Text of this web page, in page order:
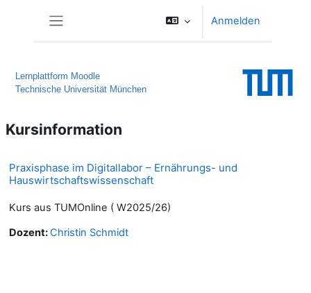
Anmelden
Lernplattform Moodle
Technische Universität München
Kursinformation
Praxisphase im Digitallabor – Ernährungs- und
Hauswirtschaftswissenschaft
Kurs aus TUMOnline ( W2025/26)
Dozent:Christin Schmidt